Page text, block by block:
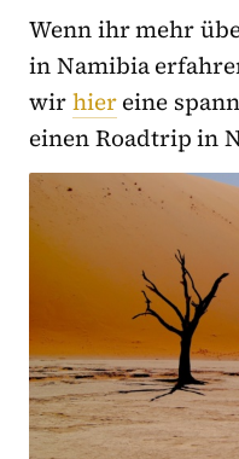
Wenn ihr mehr
in Namibia
wirhiereine
einen Roadtrip in